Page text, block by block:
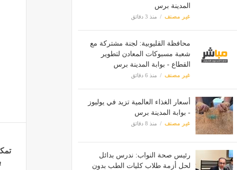
المدينة برس
غير مصنف منذ 3 دقائق
محافظة القليوبية: لجنة مشتركة مع
شعبة مسبوكات المعادن لتطوير
القطاع - بوابة المدينة برس
غير مصنف منذ 6 دقائق
أسعار الغذاء العالمية تزيد في يوليوز
- بوابة المدينة برس
غير مصنف منذ 8 دقائق
رئيس صحة النواب: ندرس بدائل
لحل أزمة طلاب كليات الطب بدون